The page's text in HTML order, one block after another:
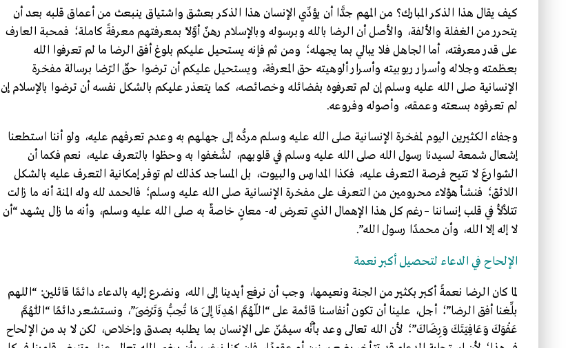
كيف يقال هذا الذكر المبارك؟ من المهم جدًّا أن يؤدِّي الإنسان هذا الذكر بعشق واشتياق ينبعث من أعماق قلبه بعد أن
يتحرر من الغفلة والألفة، والأصل أن الرضا بالله وبرسوله وبالإسلام رهنٌ أوَّلًا بمعرفتهم معرفةً كاملة؛ فمحبة العارف
على قدر معرفته، أما الجاهل فلا يبالي بما يجهله؛ ومن ثم فإنه يستحيل عليكم بلوغ أفق الرضا ما لم تعرفوا الله
بعظمته وجلاله وأسرار ربوبيته وأسرار ألوهيته حق المعرفة، ويستحيل عليكم أن ترضوا حقّ الرّضا برسالة مفخرة
الإنسانية صلى الله عليه وسلم إن لم تعرفوه بفضائله وخصائصه، كما يتعذر عليكم بالشكل نفسه أن ترضوا بالإسلام إن
لم تعرفوه بسعته وعمقه، وأصوله وفروعه.
وجفاء الكثيرين اليوم لمفخرة الإنسانية صلى الله عليه وسلم مردُّه إلى جهلهم به وعدم تعرفهم عليه، ولو أننا استطعنا
إشعال شمعة لسيدنا رسول الله صلى الله عليه وسلم في قلوبهم، لشُغفوا به وحظوا بالتعرف عليه، نعم فكما أن
الشوارعَ لا تتيح فرصة التعرف عليه، فكذا المدارس والبيوت، بل المساجد كذلك لم توفر إمكانية التعرف عليه بالشكل
اللائق؛ فنشأ هؤلاء محرومين من التعرف على مفخرة الإنسانية صلى الله عليه وسلم؛ فالحمد لله وله المنة أنه ما زالت
تتلألأ في قلب إنساننا –رغم كل هذا الإهمال الذي تعرض له- معانٍ خاصةٌ به صلى الله عليه وسلم، وأنه ما زال يشهد “أن
لا إله إلا الله، وأن محمدًا رسول الله”.
الإلحاح في الدعاء لتحصيل أكبر نعمة
لما كان الرضا نعمةً أكبر بكثير من الجنة ونعيمها، وجب أن نرفع أيدينا إلى الله، ونضرع إليه بالدعاء دائمًا قائلين: “اللهم
بلِّغنا أفق الرضا”؛ أجل، علينا أن تكون أنفاسنا قائمة على “اللّهُمَّ اهْدِنَا إِلَى مَا تُحِبُّ وَتَرْضَى”، ونستشعر دائمًا “اللّٰهُمَّ
عَفْوَكَ وَعَافِيَتَكَ وَرِضَاكَ”؛ لأن الله تعالى وعد بأنَّه سيمُنّ على الإنسان بما يطلبه بصدق وإخلاص، لكن لا بد من الإلحاح